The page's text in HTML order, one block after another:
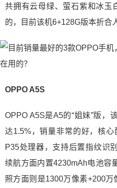
共拥有云母绿、萤石紫和冰玉
的，目前该机6+128G版本折合
OPPO A5S
OPPO A5S是A5的“姐妹”版，
达1.5%，销量非常的好，核
P35处理器，支持后置指纹识
续航方面内置4230mAh电池容
照方面则是1300万像素+200